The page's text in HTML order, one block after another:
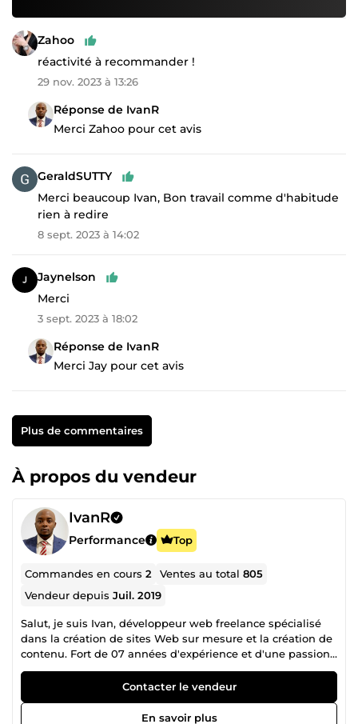
Zahoo
réactivité à recommander !
29 nov. 2023 à 13:26
Réponse de IvanR
Merci Zahoo pour cet avis
GeraldSUTTY
Merci beaucoup Ivan, Bon travail comme d'habitude
rien à redire
8 sept. 2023 à 14:02
Jaynelson
Merci
3 sept. 2023 à 18:02
Réponse de IvanR
Merci Jay pour cet avis
Plus de commentaires
À propos du vendeur
IvanR
Performance Top
Commandes en cours2 Ventes au total805
Vendeur depuisJuil. 2019
Salut, je suis Ivan, développeur web freelance spécialisé
dans la création de sites Web sur mesure et la création de
contenu. Fort de 07 années d'expérience et d'une passion
inébranlable pour le développement web, je suis votre
partenaire idéal pour donner vie à vos projets numériques.
Que vous ayez besoin d'un site vitrine, d'un blog, d'une
boutique en ligne ou d'un site complexe avec des
Contacter le vendeur
En savoir plus